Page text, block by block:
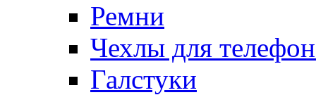
Ремни
Чехлы для
Галстуки